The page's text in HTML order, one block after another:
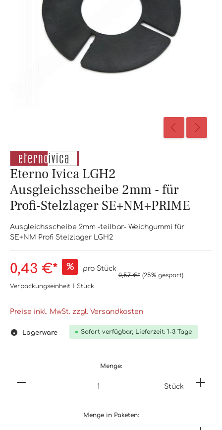
Eterno Ivica LGH2
Ausgleichsscheibe 2mm - für
Profi-Stelzlager SE+NM+PRIME
Ausgleichsscheibe 2mm -teilbar- Weichgummi für
SE+NM Profi Stelzlager LGH2
0,43 €* % pro Stück
0,57 €* (25% gespart)
Verpackungseinheit 1 Stück
Preise inkl. MwSt. zzgl. Versandkosten
Lagerware Sofort verfügbar, Lieferzeit: 1-3 Tage
Menge:
Stück
Menge in Paketen: